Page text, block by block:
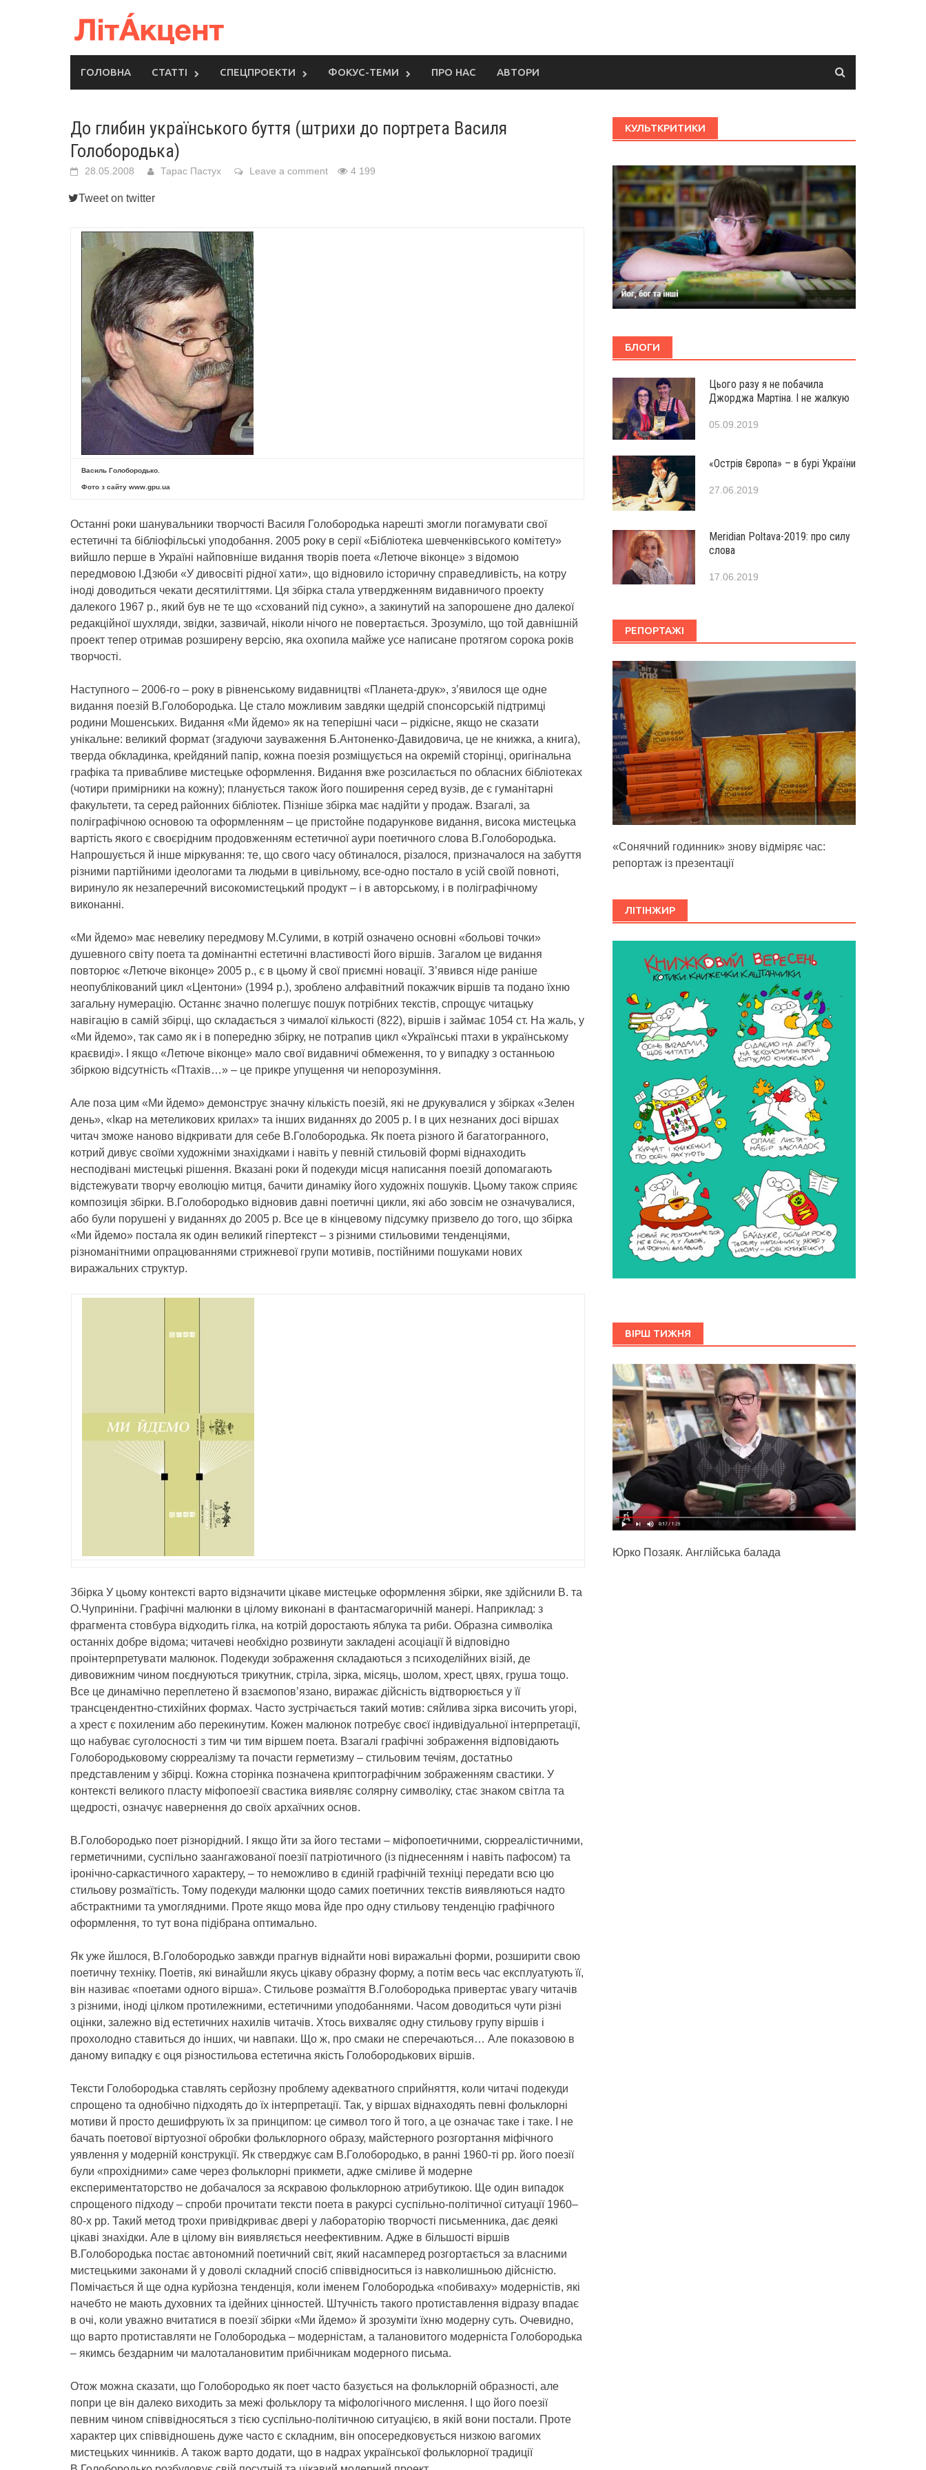
ГОЛОВНА СТАТТІ СПЕЦПРОЕКТИ ФОКУС-ТЕМИ ПРО НАС АВТОРИ
До глибин українського буття (штрихи до портрета Василя
Голобородька)
28.05.2008 Тарас Пастух Leave a comment 4 199
Tweet on twitter
Василь Голобородько.
Фото з сайту www.gpu.ua
Останні роки шанувальники творчості Василя Голобородька нарешті змогли погамувати свої
естетичні та бібліофільські уподобання. 2005 року в серії «Бібліотека шевченківського комітету»
вийшло перше в Україні найповніше видання творів поета «Летюче віконце» з відомою
передмовою І.Дзюби «У дивосвіті рідної хати», що відновило історичну справедливість, на котру
іноді доводиться чекати десятиліттями. Ця збірка стала утвердженням видавничого проекту
далекого 1967 р., який був не те що «схований під сукно», а закинутий на запорошене дно далекої
редакційної шухляди, звідки, зазвичай, ніколи нічого не повертається. Зрозуміло, що той давнішній
проект тепер отримав розширену версію, яка охопила майже усе написане протягом сорока років
творчості.
Наступного – 2006-го – року в рівненському видавництві «Планета-друк», з’явилося ще одне
видання поезій В.Голобородька. Це стало можливим завдяки щедрій спонсорській підтримці
родини Мошенських. Видання «Ми йдемо» як на теперішні часи – рідкісне, якщо не сказати
унікальне: великий формат (згадуючи зауваження Б.Антоненко-Давидовича, це не книжка, а книга),
тверда обкладинка, крейдяний папір, кожна поезія розміщується на окремій сторінці, оригінальна
графіка та привабливе мистецьке оформлення. Видання вже розсилається по обласних бібліотеках
(чотири примірники на кожну); планується також його поширення серед вузів, де є гуманітарні
факультети, та серед районних бібліотек. Пізніше збірка має надійти у продаж. Взагалі, за
поліграфічною основою та оформленням – це пристойне подарункове видання, висока мистецька
вартість якого є своєрідним продовженням естетичної аури поетичного слова В.Голобородька.
Напрошується й інше міркування: те, що свого часу обтиналося, різалося, призначалося на забуття
різними партійними ідеологами та людьми в цивільному, все-одно постало в усій своїй повноті,
виринуло як незаперечний високомистецький продукт – і в авторському, і в поліграфічному
виконанні.
«Ми йдемо» має невелику передмову М.Сулими, в котрій означено основні «больові точки»
душевного світу поета та домінантні естетичні властивості його віршів. Загалом це видання
повторює «Летюче віконце» 2005 р., є в цьому й свої приємні новації. З’явився ніде раніше
неопублікований цикл «Центони» (1994 р.), зроблено алфавітний покажчик віршів та подано їхню
загальну нумерацію. Останнє значно полегшує пошук потрібних текстів, спрощує читацьку
навігацію в самій збірці, що складається з чималої кількості (822), віршів і займає 1054 ст. На жаль, у
«Ми йдемо», так само як і в попередню збірку, не потрапив цикл «Українські птахи в українському
краєвиді». І якщо «Летюче віконце» мало свої видавничі обмеження, то у випадку з останньою
збіркою відсутність «Птахів…» – це прикре упущення чи непорозуміння.
Але поза цим «Ми йдемо» демонструє значну кількість поезій, які не друкувалися у збірках «Зелен
день», «Ікар на метеликових крилах» та інших виданнях до 2005 р. І в цих незнаних досі віршах
читач зможе наново відкривати для себе В.Голобородька. Як поета різного й багатогранного,
котрий дивує своїми художніми знахідками і навіть у певній стильовій формі віднаходить
несподівані мистецькі рішення. Вказані роки й подекуди місця написання поезій допомагають
відстежувати творчу еволюцію митця, бачити динаміку його художніх пошуків. Цьому також сприяє
композиція збірки. В.Голобородько відновив давні поетичні цикли, які або зовсім не означувалися,
або були порушені у виданнях до 2005 р. Все це в кінцевому підсумку призвело до того, що збірка
«Ми йдемо» постала як один великий гіпертекст – з різними стильовими тенденціями,
різноманітними опрацюваннями стрижневої групи мотивів, постійними пошуками нових
виражальних структур.
Збірка У цьому контексті варто відзначити цікаве мистецьке оформлення збірки, яке здійснили В. та
О.Чуприніни. Графічні малюнки в цілому виконані в фантасмагоричній манері. Наприклад: з
фрагмента стовбура відходить гілка, на котрій доростають яблука та риби. Образна символіка
останніх добре відома; читачеві необхідно розвинути закладені асоціації й відповідно
проінтерпретувати малюнок. Подекуди зображення складаються з психоделійних візій, де
дивовижним чином поєднуються трикутник, стріла, зірка, місяць, шолом, хрест, цвях, груша тощо.
Все це динамічно переплетено й взаємопов’язано, виражає дійсність відтворюється у її
трансцендентно-стихійних формах. Часто зустрічається такий мотив: сяйлива зірка височить угорі,
а хрест є похиленим або перекинутим. Кожен малюнок потребує своєї індивідуальної інтерпретації,
що набуває суголосності з тим чи тим віршем поета. Взагалі графічні зображення відповідають
Голобородьковому сюрреалізму та почасти герметизму – стильовим течіям, достатньо
представленим у збірці. Кожна сторінка позначена криптографічним зображенням свастики. У
контексті великого пласту міфопоезії свастика виявляє солярну символіку, стає знаком світла та
щедрості, означує навернення до своїх архаїчних основ.
В.Голобородько поет різнорідний. І якщо йти за його тестами – міфопоетичними, сюрреалістичними,
герметичними, суспільно заангажованої поезії патріотичного (із піднесенням і навіть пафосом) та
іронічно-саркастичного характеру, – то неможливо в єдиній графічній техніці передати всю цю
стильову розмаїтість. Тому подекуди малюнки щодо самих поетичних текстів виявляються надто
абстрактними та умоглядними. Проте якщо мова йде про одну стильову тенденцію графічного
оформлення, то тут вона підібрана оптимально.
Як уже йшлося, В.Голобородько завжди прагнув віднайти нові виражальні форми, розширити свою
поетичну техніку. Поетів, які винайшли якусь цікаву образну форму, а потім весь час експлуатують її,
він називає «поетами одного вірша». Стильове розмаїття В.Голобородька привертає увагу читачів
з різними, іноді цілком протилежними, естетичними уподобаннями. Часом доводиться чути різні
оцінки, залежно від естетичних нахилів читачів. Хтось вихваляє одну стильову групу віршів і
прохолодно ставиться до інших, чи навпаки. Що ж, про смаки не сперечаються… Але показовою в
даному випадку є оця різностильова естетична якість Голобородькових віршів.
Тексти Голобородька ставлять серйозну проблему адекватного сприйняття, коли читачі подекуди
спрощено та однобічно підходять до їх інтерпретації. Так, у віршах віднаходять певні фольклорні
мотиви й просто дешифрують їх за принципом: це символ того й того, а це означає таке і таке. І не
бачать поетової віртуозної обробки фольклорного образу, майстерного розгортання міфічного
уявлення у модерній конструкції. Як стверджує сам В.Голобородько, в ранні 1960-ті рр. його поезії
були «прохідними» саме через фольклорні прикмети, адже сміливе й модерне
експериментаторство не добачалося за яскравою фольклорною атрибутикою. Ще один випадок
спрощеного підходу – спроби прочитати тексти поета в ракурсі суспільно-політичної ситуації 1960–
80-х рр. Такий метод трохи привідкриває двері у лабораторію творчості письменника, дає деякі
цікаві знахідки. Але в цілому він виявляється неефективним. Адже в більшості віршів
В.Голобородька постає автономний поетичний світ, який насамперед розгортається за власними
мистецькими законами й у доволі складний спосіб співвідноситься із навколишньою дійсністю.
Помічається й ще одна курйозна тенденція, коли іменем Голобородька «побиваху» модерністів, які
начебто не мають духовних та ідейних цінностей. Штучність такого протиставлення відразу впадає
в очі, коли уважно вчитатися в поезії збірки «Ми йдемо» й зрозуміти їхню модерну суть. Очевидно,
що варто протиставляти не Голобородька – модерністам, а талановитого модерніста Голобородька
– якимсь бездарним чи малоталановитим прибічникам модерного письма.
Отож можна сказати, що Голобородько як поет часто базується на фольклорній образності, але
попри це він далеко виходить за межі фольклору та міфологічного мислення. І що його поезії
певним чином співвідносяться з тією суспільно-політичною ситуацією, в якій вони постали. Проте
характер цих співвідношень дуже часто є складним, він опосередковується низкою вагомих
мистецьких чинників. А також варто додати, що в надрах української фольклорної традиції
КУЛЬТКРИТИКИ
БЛОГИ
Цього разу я не побачила
Джорджа Мартіна. І не жалкую
05.09.2019
«Острів Європа» – в бурі України
27.06.2019
Мeridian Poltava-2019: про силу
слова
17.06.2019
РЕПОРТАЖІ
«Сонячний годинник» знову відміряє час:
репортаж із презентації
ЛІТІНЖИР
ВІРШ ТИЖНЯ
Юрко Позаяк. Англійська балада